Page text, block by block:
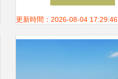
更新時間：2026-08-04 17:29:46